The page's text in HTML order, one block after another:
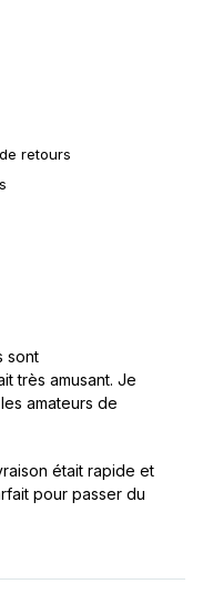
retours
sont
très amusant. Je
amateurs de
était rapide et
pour passer du